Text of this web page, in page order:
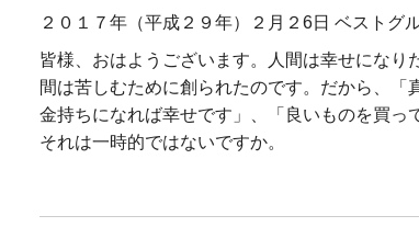
２０１７年（平成２９年）２月２6日 ベストグ
皆様、おはようございます。人間は幸せになり
間は苦しむために創られたのです。だから、
金持ちになれば幸せです」、「良いものを買っ
それは一時的ではないですか。